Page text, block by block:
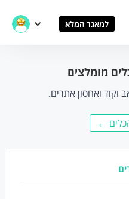
למאגר המלא
מומלצים
וקוד ואחסון אתרים.
←